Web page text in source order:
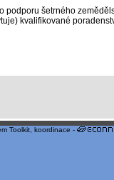
podporu šetrného
kvalifikované
Toolkit , koordinace -